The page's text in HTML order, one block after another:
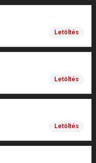
Letöltés
Letöltés
Letöltés